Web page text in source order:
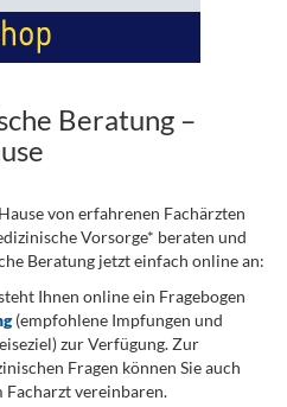
Beratung –
von erfahrenen Fachärzten
Vorsorge* beraten und
Beratung jetzt einfach online an:
Ihnen online ein Fragebogen
(empfohlene Impfungen und
zur Verfügung. Zur
Fragen können Sie auch
Facharzt vereinbaren.